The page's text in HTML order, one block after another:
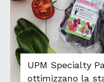
UPM Specialty
ottimizzano la